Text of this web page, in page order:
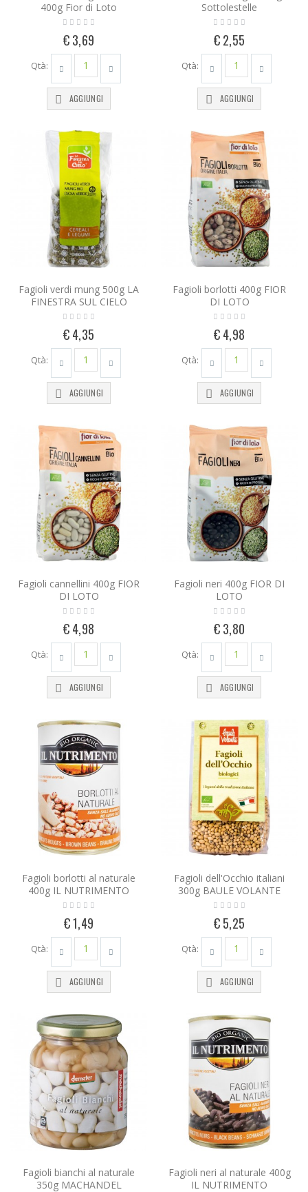
400g Fior di Loto
€ 3,69
Qtà:
AGGIUNGI
Sottolestelle
€ 2,55
Qtà:
AGGIUNGI
Fagioli verdi mung 500g LA
FINESTRA SUL CIELO
€ 4,35
Qtà:
AGGIUNGI
Fagioli borlotti 400g FIOR
DI LOTO
€ 4,98
Qtà:
AGGIUNGI
Fagioli cannellini 400g FIOR
DI LOTO
€ 4,98
Qtà:
AGGIUNGI
Fagioli neri 400g FIOR DI
LOTO
€ 3,80
Qtà:
AGGIUNGI
Fagioli borlotti al naturale
400g IL NUTRIMENTO
€ 1,49
Qtà:
AGGIUNGI
Fagioli dell'Occhio italiani
300g BAULE VOLANTE
€ 5,25
Qtà:
AGGIUNGI
Fagioli bianchi al naturale
350g MACHANDEL
Fagioli neri al naturale 400g
IL NUTRIMENTO